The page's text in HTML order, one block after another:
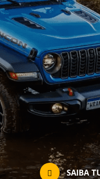
SAIBA